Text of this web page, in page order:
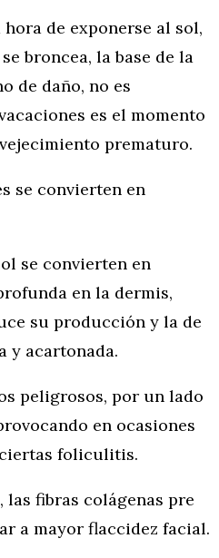
de exponerse al sol,
broncea, la base de la
de daño, no es
es el momento
prematuro.
se convierten en
se convierten en
en la dermis,
su producción y la de
y acartonada.
peligrosos, por un lado
en ocasiones
foliculitis.
fibras colágenas pre
a mayor flaccidez facial.